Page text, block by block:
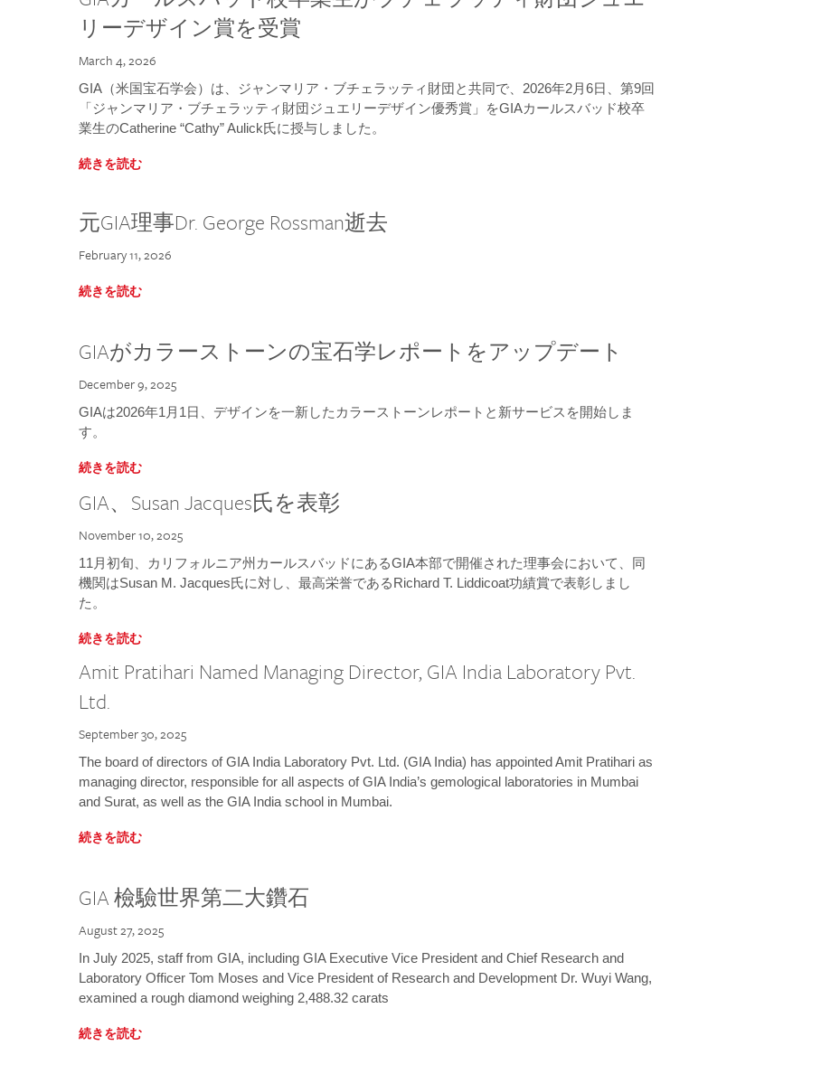
リーデザイン賞を受賞
March 4, 2026
GIA（米国宝石学会）は、ジャンマリア・ブチェラッティ財団と共同で、2026年2月6日、第9回
「ジャンマリア・ブチェラッティ財団ジュエリーデザイン優秀賞」をGIAカールスバッド校卒
業生のCatherine “Cathy” Aulick氏に授与しました。
続きを読む
元GIA理事Dr. George Rossman逝去
February 11, 2026
続きを読む
GIAがカラーストーンの宝石学レポートをアップデート
December 9, 2025
GIAは2026年1月1日、デザインを一新したカラーストーンレポートと新サービスを開始しま
す。
続きを読む
GIA、Susan Jacques氏を表彰
November 10, 2025
11月初旬、カリフォルニア州カールスバッドにあるGIA本部で開催された理事会において、同
機関はSusan M. Jacques氏に対し、最高栄誉であるRichard T. Liddicoat功績賞で表彰しまし
た。
続きを読む
Amit Pratihari Named Managing Director, GIA India Laboratory Pvt.
Ltd.
September 30, 2025
The board of directors of GIA India Laboratory Pvt. Ltd. (GIA India) has appointed Amit Pratihari as
managing director, responsible for all aspects of GIA India’s gemological laboratories in Mumbai
and Surat, as well as the GIA India school in Mumbai.
続きを読む
GIA 檢驗世界第二大鑽石
August 27, 2025
In July 2025, staff from GIA, including GIA Executive Vice President and Chief Research and
Laboratory Officer Tom Moses and Vice President of Research and Development Dr. Wuyi Wang,
examined a rough diamond weighing 2,488.32 carats
続きを読む